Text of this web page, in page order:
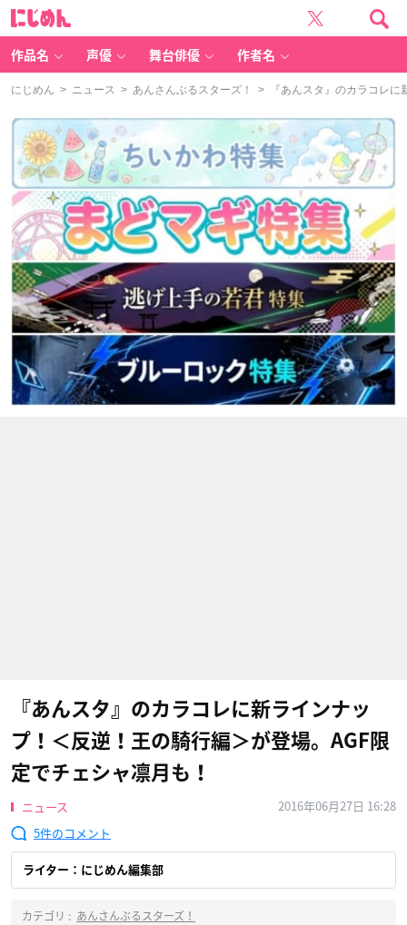
作品名 声優 舞台俳優 作者名
にじめん > ニュース > あんさんぶるスターズ！ > 『あんスタ』のカラコレに
『あんスタ』のカラコレに新ラインナッ
プ！＜反逆！王の騎行編＞が登場。AGF限
定でチェシャ凛月も！
ニュース
2016年06月27日 16:28
5
ライター：にじめん編集部
カテゴリ : あんさんぶるスターズ！